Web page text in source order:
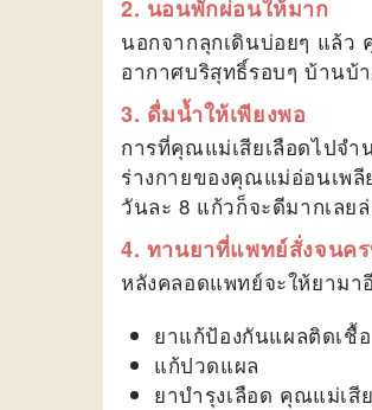
2. นอนพักผ่อนให้มาก
นอกจากลุกเดินบ่อยๆ แล้ว
อากาศบริสุทธิ์รอบๆ บ้านบ้
3. ดื่มน้ำให้เพียงพอ
การที่คุณแม่เสียเลือดไปจ
ร่างกายของคุณแม่อ่อนเพ
วันละ 8 แก้วก็จะดีมากเลย
4. ทานยาที่แพทย์สั่งจนค
หลังคลอดแพทย์จะให้ยาม
ยาแก้ป้องกันแผลติดเชื้อ
แก้ปวดแผล
ยาบำรุงเลือด คุณแม่เสี